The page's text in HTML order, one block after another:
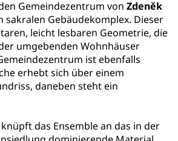
Gemeindezentrum von Zdeněk
sakralen Gebäudekomplex. Dieser
leicht lesbaren Geometrie, die
umgebenden Wohnhäuser
ist ebenfalls
erhebt sich über einem
daneben steht ein
das Ensemble an das in der